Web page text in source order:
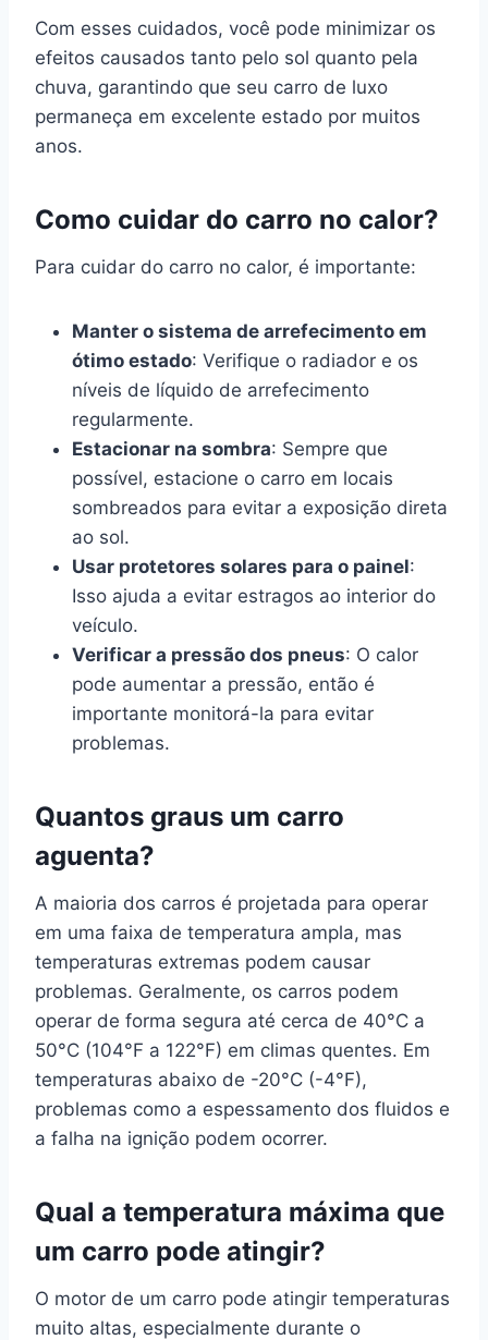
Com esses cuidados, você pode minimizar os
efeitos causados tanto pelo sol quanto pela
chuva, garantindo que seu carro de luxo
permaneça em excelente estado por muitos
anos.
Como cuidar do carro no calor?
Para cuidar do carro no calor, é importante:
Manter o sistema de arrefecimento em
ótimo estado: Verifique o radiador e os
níveis de líquido de arrefecimento
regularmente.
Estacionar na sombra: Sempre que
possível, estacione o carro em locais
sombreados para evitar a exposição direta
ao sol.
Usar protetores solares para o painel:
Isso ajuda a evitar estragos ao interior do
veículo.
Verificar a pressão dos pneus: O calor
pode aumentar a pressão, então é
importante monitorá-la para evitar
problemas.
Quantos graus um carro
aguenta?
A maioria dos carros é projetada para operar
em uma faixa de temperatura ampla, mas
temperaturas extremas podem causar
problemas. Geralmente, os carros podem
operar de forma segura até cerca de 40°C a
50°C (104°F a 122°F) em climas quentes. Em
temperaturas abaixo de -20°C (-4°F),
problemas como a espessamento dos fluidos e
a falha na ignição podem ocorrer.
Qual a temperatura máxima que
um carro pode atingir?
O motor de um carro pode atingir temperaturas
muito altas, especialmente durante o